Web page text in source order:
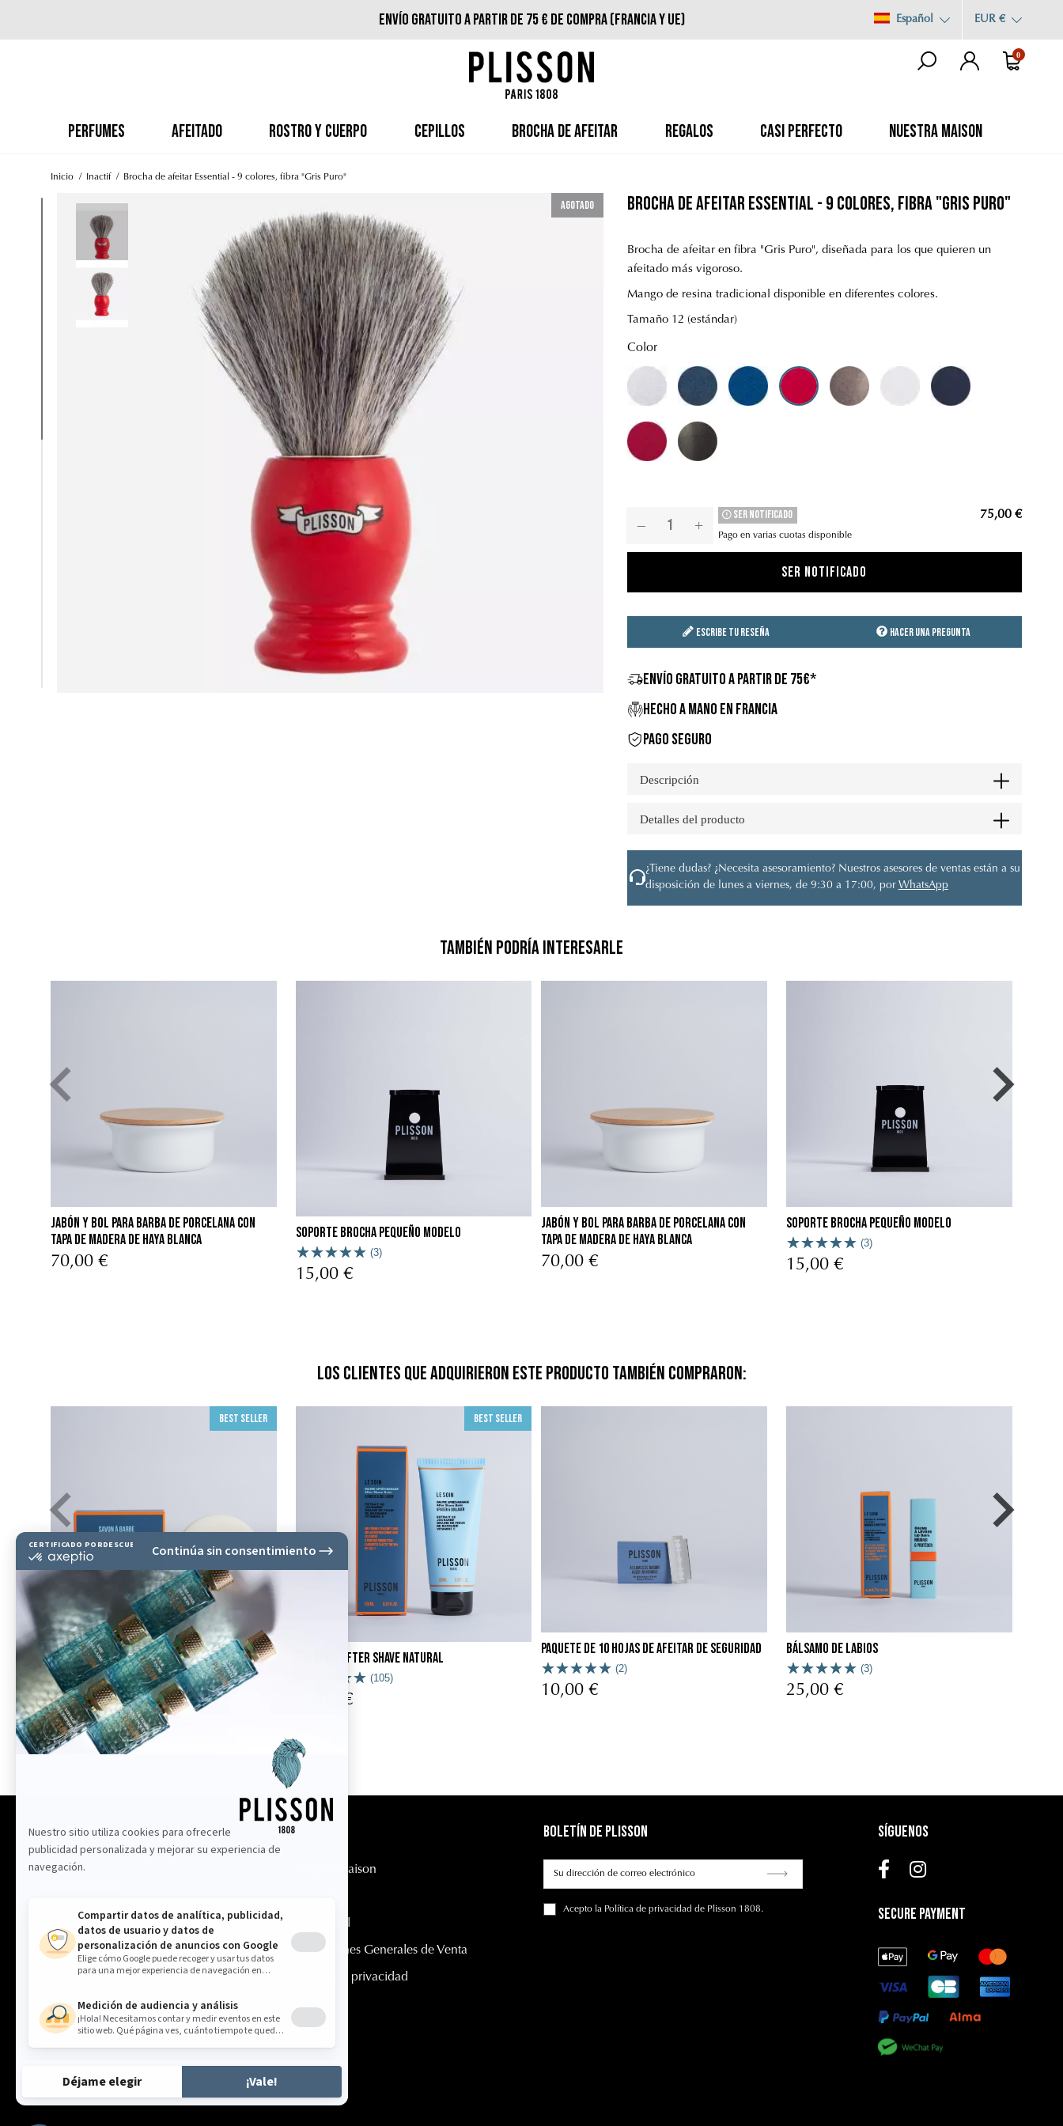
Envío gratuito a partir de 75 € de compra (Francia y UE) Español EUR €
0
PERFUMES AFEITADO ROSTRO Y CUERPO CEPILLOS BROCHA DE AFEITAR REGALOS CASI PERFECTO NUESTRA MAISON
Inicio Inactif Brocha de afeitar Essential - 9 colores, fibra "Gris Puro"
Agotado Brocha de afeitar Essential - 9 colores, fibra "Gris Puro"
Brocha de afeitar en fibra "Gris Puro", diseñada para los que quieren un
afeitado más vigoroso.
Mango de resina tradicional disponible en diferentes colores.
Tamaño 12 (estándar)
Color
Gris ártico Gris perla Noche Azul Rojo Ferrari Perla marrón Blanco Azul de acero
Rojo Perlado Negro
Ser notificado
Pago en varias cuotas disponible
75,00 €
SER NOTIFICADO
Escribe tu reseña Hacer una pregunta
ENVÍO GRATUITO A PARTIR DE 75€*
HECHO A MANO EN FRANCIA
PAGO SEGURO
Descripción
Detalles del producto
¿Tiene dudas? ¿Necesita asesoramiento? Nuestros asesores de ventas están a su
disposición de lunes a viernes, de 9:30 a 17:00, por WhatsApp
También podría interesarle
Jabón y Bol para Barba de porcelana con
Tapa de Madera de Haya Blanca
70,00 €
Soporte brocha pequeño modelo
(3)
15,00 €
Jabón y Bol para Barba de porcelana con
Tapa de Madera de Haya Blanca
70,00 €
Soporte brocha pequeño modelo
(3)
15,00 €
Los clientes que adquirieron este producto también compraron:
Best seller
Jabón de afeitar
(5)
25,00 €
Best seller
Bálsamo After Shave Natural
(105)
40,00 €
Paquete de 10 hojas de afeitar de seguridad
(2)
10,00 €
Bálsamo de labios
(3)
25,00 €
Información
Contáctenos
Nuestros consejos
Convertirse en minorista
Nuestra Maison
Condiciones Generales de Venta
Política de privacidad
Boletín de Plisson
Acepto la Política de privacidad de Plisson 1808.
Síguenos
Secure Payment